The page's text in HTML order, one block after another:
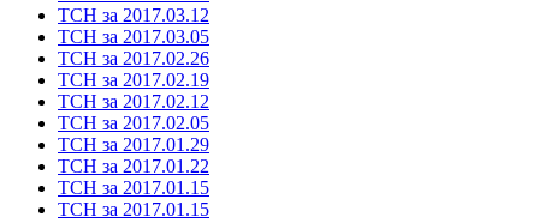
ТСН за 2017.03.12
ТСН за 2017.03.05
ТСН за 2017.02.26
ТСН за 2017.02.19
ТСН за 2017.02.12
ТСН за 2017.02.05
ТСН за 2017.01.29
ТСН за 2017.01.22
ТСН за 2017.01.15
ТСН за 2017.01.15